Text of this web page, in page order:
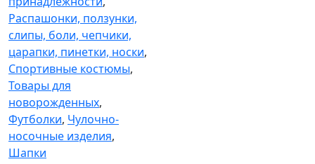
Распашонки, ползунки,
слипы, боли, чепчики,
царапки, пинетки, носки,
Спортивные костюмы,
Товары для
новорожденных,
Футболки, Чулочно-
носочные изделия,
Шапки